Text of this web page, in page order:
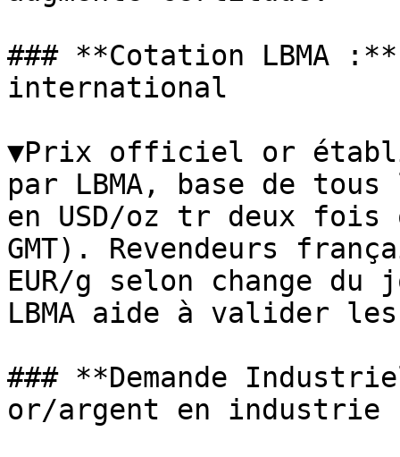
### **Cotation LBMA
international
▼Prix officiel or établi
par LBMA, base de
en USD/oz tr deux fois
GMT). Revendeurs
EUR/g selon change
LBMA aide à valider
### **Demande
or/argent en industrie